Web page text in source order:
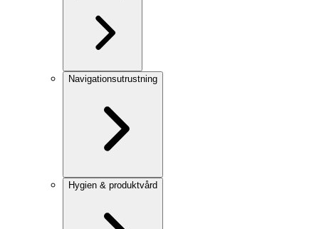
Navigationsutrustning
Hygien & produktvård